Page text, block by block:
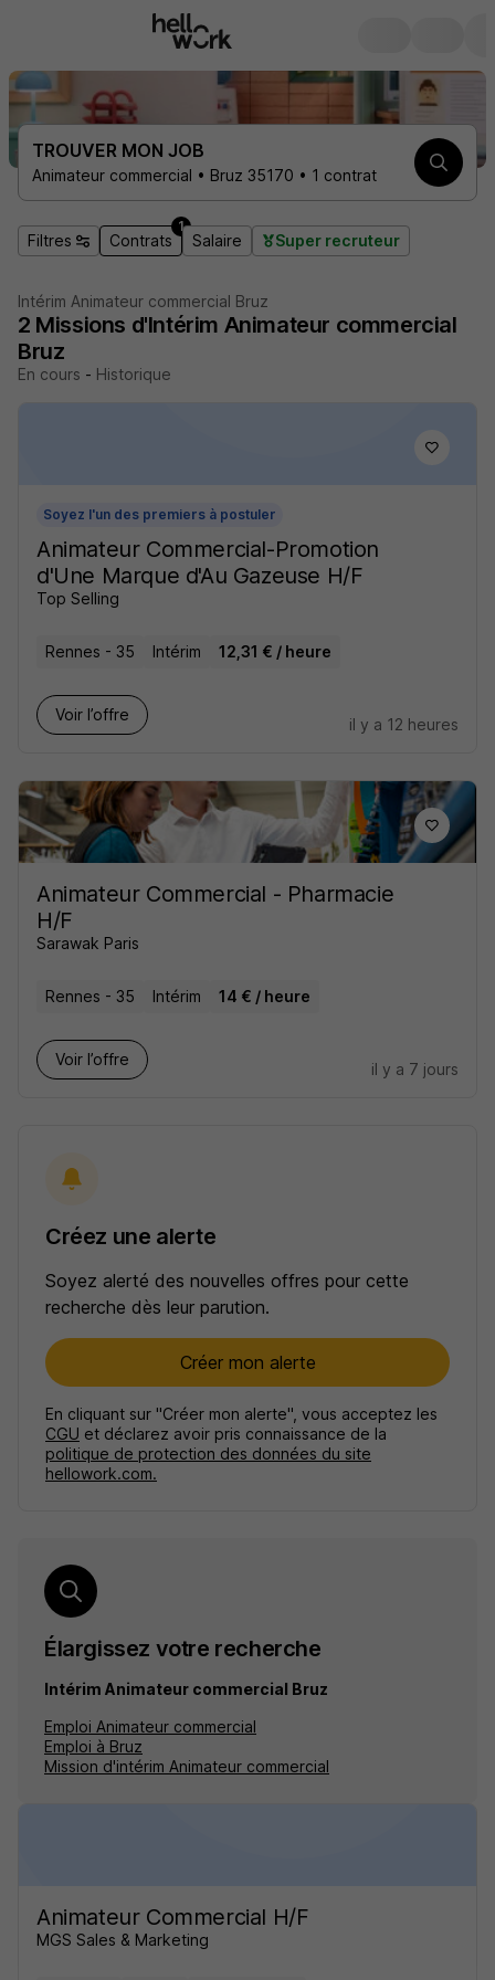
TROUVER MON JOB
Animateur commercial • Bruz 35170 • 1 contrat
Filtres Contrats
1
Salaire Super recruteur
Intérim Animateur commercial Bruz
2 Missions d'Intérim Animateur commercial
Bruz
En cours - Historique
Soyez l'un des premiers à postuler
Animateur Commercial-Promotion
d'Une Marque d'Au Gazeuse H/F
Top Selling
Rennes - 35 Intérim 12,31 € / heure
Voir l’offre
il y a 12 heures
Animateur Commercial - Pharmacie
H/F
Sarawak Paris
Rennes - 35 Intérim 14 € / heure
Voir l’offre
il y a 7 jours
Créez une alerte
Soyez alerté des nouvelles offres pour cette
recherche dès leur parution.
Créer mon alerte
En cliquant sur "Créer mon alerte", vous acceptez les
CGU et déclarez avoir pris connaissance de la
politique de protection des données du site
hellowork.com.
Élargissez votre recherche
Intérim Animateur commercial Bruz
Emploi Animateur commercial
Emploi à Bruz
Mission d'intérim Animateur commercial
Animateur Commercial H/F
MGS Sales & Marketing